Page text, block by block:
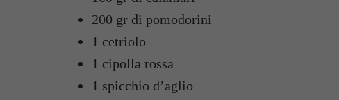
200 gr di pomodorini
1 cetriolo
1 cipolla rossa
1 spicchio d’aglio